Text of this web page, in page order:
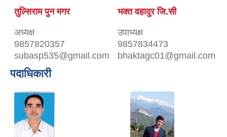
तुल्सिराम पुन मगर
अध्यक्ष
9857820357
subasp535@gmail.com
भक्त वहादुर जि.सी
उपाध्यक्ष
9857834473
bhaktagc01@gmail.com
पदाधिकारी